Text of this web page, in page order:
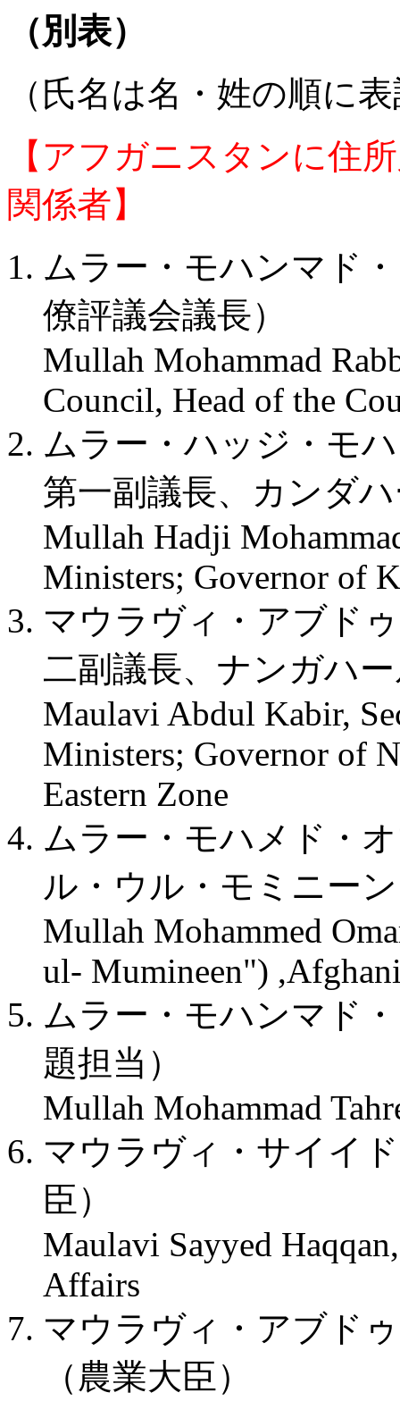
（別表）
（氏名は名・姓の順に
【アフガニスタンに住
関係者】
ムラー・モハンマド
僚評議会議長）
Mullah Mohammad
Council, Head of the
ムラー・ハッジ・モ
第一副議長、カンダ
Mullah Hadji
Ministers; Governor of
マウラヴィ・アブド
二副議長、ナンガハ
Maulavi Abdul Kabir,
Ministers; Governor of
Eastern Zone
ムラー・モハメド・
ル・ウル・モミニー
Mullah Mohammed
ul- Mumineen")
ムラー・モハンマド
題担当）
Mullah Mohammad
マウラヴィ・サイイ
臣）
Maulavi Sayyed
Affairs
マウラヴィ・アブド
（農業大臣）